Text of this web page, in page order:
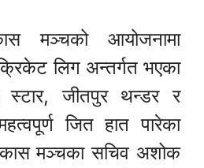
मञ्चको आयोजनामा
लिग अन्तर्गत भएका
जीतपुर थन्डर र
जित हात पारेका
मञ्चका सचिव अशोक